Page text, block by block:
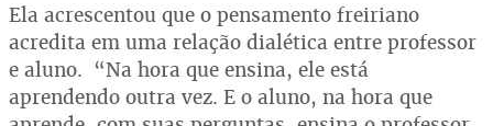
Ela acrescentou que o pensamento freiriano
acredita em uma relação dialética entre professor
e aluno. “Na hora que ensina, ele está
aprendendo outra vez. E o aluno, na hora que